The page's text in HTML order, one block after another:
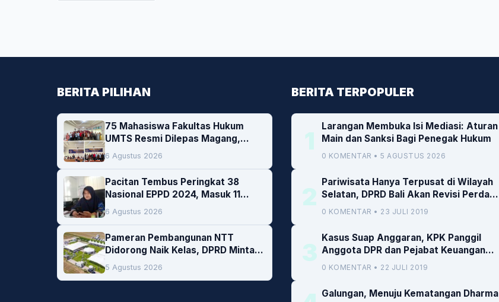
BERITA PILIHAN
75 Mahasiswa Fakultas Hukum
UMTS Resmi Dilepas Magang,
Dekan Titip Empat Pesan Penting
6 Agustus 2026
Pacitan Tembus Peringkat 38
Nasional EPPD 2024, Masuk 11
Besar di Jatim
6 Agustus 2026
Pameran Pembangunan NTT
Didorong Naik Kelas, DPRD Minta
Artis hingga EO Lokal Jadi
Prioritas
5 Agustus 2026
BERITA TERPOPULER
1
Larangan Membuka Isi Mediasi: Aturan
Main dan Sanksi Bagi Penegak Hukum
0 KOMENTAR • 5 AGUSTUS 2026
2
Pariwisata Hanya Terpusat di Wilayah
Selatan, DPRD Bali Akan Revisi Perda
RTRW
0 KOMENTAR • 23 JULI 2019
3
Kasus Suap Anggaran, KPK Panggil
Anggota DPR dan Pejabat Keuangan
Kemenkeu
0 KOMENTAR • 22 JULI 2019
Galungan, Menuju Kematangan Dharma